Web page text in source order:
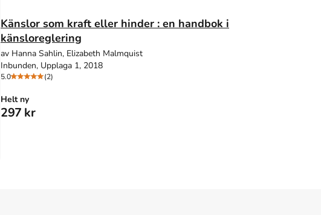
Känslor som kraft eller hinder : en handbok i
känsloreglering
av Hanna Sahlin, Elizabeth Malmquist
Inbunden, Upplaga 1, 2018
5.0 (2)
Helt ny
297 kr